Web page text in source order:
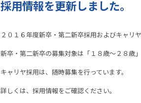
採用情報を更新しました。
２０１６年度新卒・第二新卒採用およびキャリ
新卒・第二新卒の募集対象は「１８歳～２８歳
キャリヤ採用は、随時募集を行っています。
詳しくは、採用情報をご確認ください。